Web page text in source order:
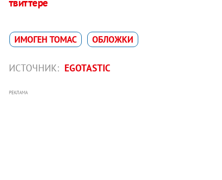
ИМОГЕН ТОМАС ОБЛОЖКИ
ИСТОЧНИК: EGOTASTIC
РЕКЛАМА